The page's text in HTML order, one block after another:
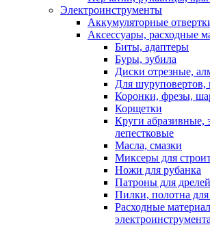
Электроинструменты
Аккумуляторные
Аксессуары, расходные
Биты, адаптеры
Буры, зубила
Диски отрезные,
Для шуруповертов,
Коронки, фрезы,
Корщетки
Круги абразивные,
лепестковые
Масла, смазки
Миксеры для
Ножи для рубанка
Патроны для дрелей
Пилки, полотна для
Расходные
электроинструмента